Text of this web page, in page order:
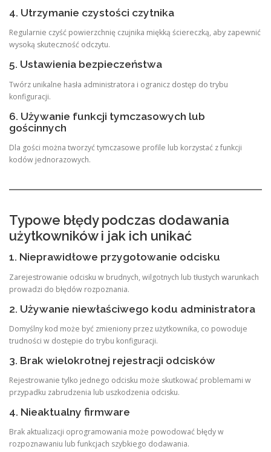
4. Utrzymanie czystości czytnika
Regularnie czyść powierzchnię czujnika miękką ściereczką, aby zapewnić
wysoką skuteczność odczytu.
5. Ustawienia bezpieczeństwa
Twórz unikalne hasła administratora i ogranicz dostęp do trybu
konfiguracji.
6. Używanie funkcji tymczasowych lub
gościnnych
Dla gości można tworzyć tymczasowe profile lub korzystać z funkcji
kodów jednorazowych.
Typowe błędy podczas dodawania
użytkowników i jak ich unikać
1. Nieprawidłowe przygotowanie odcisku
Zarejestrowanie odcisku w brudnych, wilgotnych lub tłustych warunkach
prowadzi do błędów rozpoznania.
2. Używanie niewłaściwego kodu administratora
Domyślny kod może być zmieniony przez użytkownika, co powoduje
trudności w dostępie do trybu konfiguracji.
3. Brak wielokrotnej rejestracji odcisków
Rejestrowanie tylko jednego odcisku może skutkować problemami w
przypadku zabrudzenia lub uszkodzenia odcisku.
4. Nieaktualny firmware
Brak aktualizacji oprogramowania może powodować błędy w
rozpoznawaniu lub funkcjach szybkiego dodawania.